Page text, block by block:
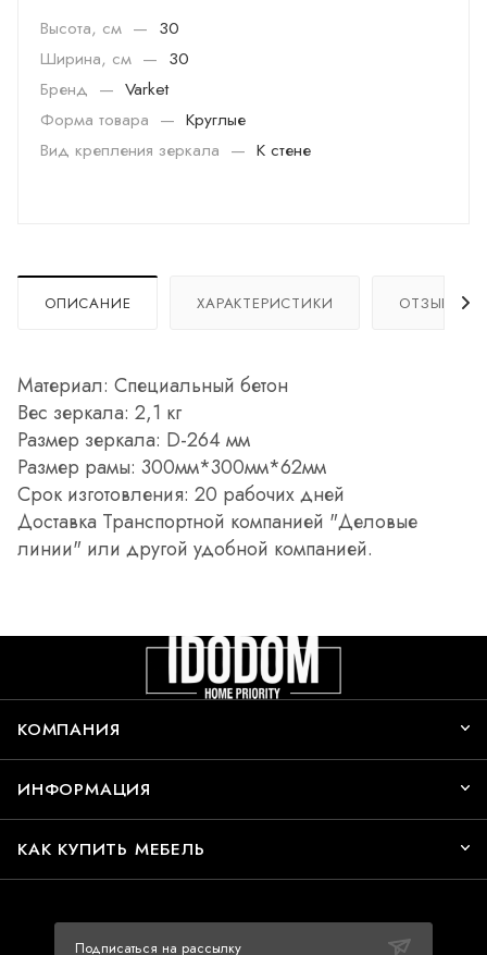
Высота, см — 30
Ширина, см — 30
Бренд — Varket
Форма товара — Круглые
Вид крепления зеркала — К стене
ОПИСАНИЕ ХАРАКТЕРИСТИКИ ОТЗЫВЫ
Материал: Специальный бетон
Вес зеркала: 2,1 кг
Размер зеркала: D-264 мм
Размер рамы: 300мм*300мм*62мм
Срок изготовления: 20 рабочих дней
Доставка Транспортной компанией "Деловые
линии" или другой удобной компанией.
КОМПАНИЯ
ИНФОРМАЦИЯ
КАК КУПИТЬ МЕБЕЛЬ
Подписаться на рассылку